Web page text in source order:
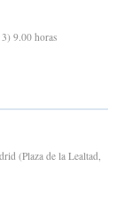
9.00 horas
(Plaza de la Lealtad,